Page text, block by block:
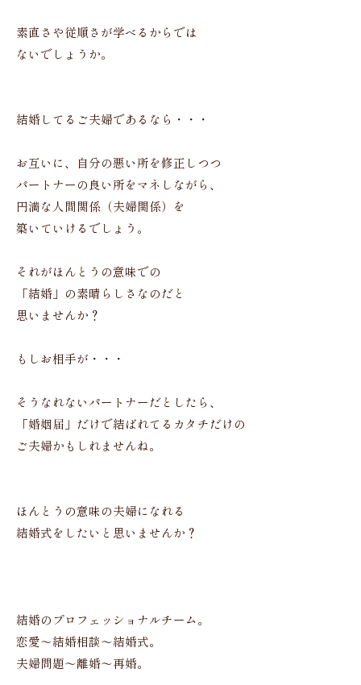
素直さや従順さが学べるからでは
ないでしょうか。
結婚してるご夫婦であるなら・・・
お互いに、自分の悪い所を修正しつつ
パートナーの良い所をマネしながら、
円満な人間関係（夫婦関係）を
築いていけるでしょう。
それがほんとうの意味での
「結婚」の素晴らしさなのだと
思いませんか？
もしお相手が・・・
そうなれないパートナーだとしたら、
「婚姻届」だけで結ばれてるカタチだけの
ご夫婦かもしれませんね。
ほんとうの意味の夫婦になれる
結婚式をしたいと思いませんか？
結婚のプロフェッショナルチーム。
恋愛〜結婚相談〜結婚式。
夫婦問題〜離婚〜再婚。